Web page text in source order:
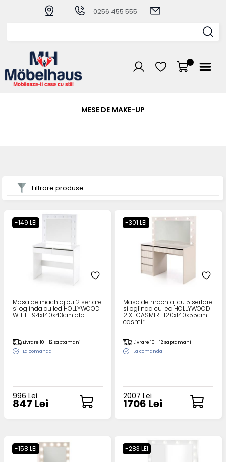
0256 455 555
MESE DE MAKE-UP
Filtrare produse
-149 LEI
Masa de machiaj cu 2 sertare
si oglinda cu led HOLLYWOOD
WHITE 94x140x43cm alb
Livrare 10 - 12 saptamani
La comanda
996 Lei
847 Lei
-301 LEI
Masa de machiaj cu 5 sertare
si oglinda cu led HOLLYWOOD
2 XL CASMIRE 120x140x55cm
casmir
Livrare 10 - 12 saptamani
La comanda
2007 Lei
1706 Lei
-158 LEI -283 LEI